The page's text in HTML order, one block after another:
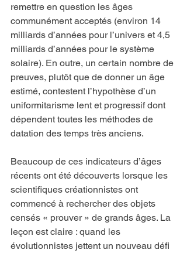
remettre en question les âges
communément acceptés (environ 14
milliards d’années pour l’univers et 4,5
milliards d’années pour le système
solaire). En outre, un certain nombre de
preuves, plutôt que de donner un âge
estimé, contestent l’hypothèse d’un
uniformitarisme lent et progressif dont
dépendent toutes les méthodes de
datation des temps très anciens.
Beaucoup de ces indicateurs d’âges
récents ont été découverts lorsque les
scientifiques créationnistes ont
commencé à rechercher des objets
censés « prouver » de grands âges. La
leçon est claire : quand les
évolutionnistes jettent un nouveau défi